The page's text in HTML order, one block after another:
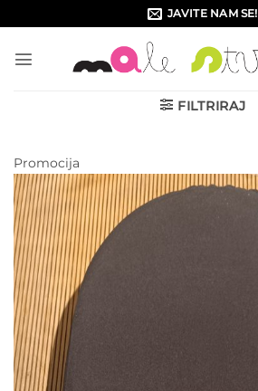
to
content
JAVITE NAM SE!
FILTRIRAJ
Promocija